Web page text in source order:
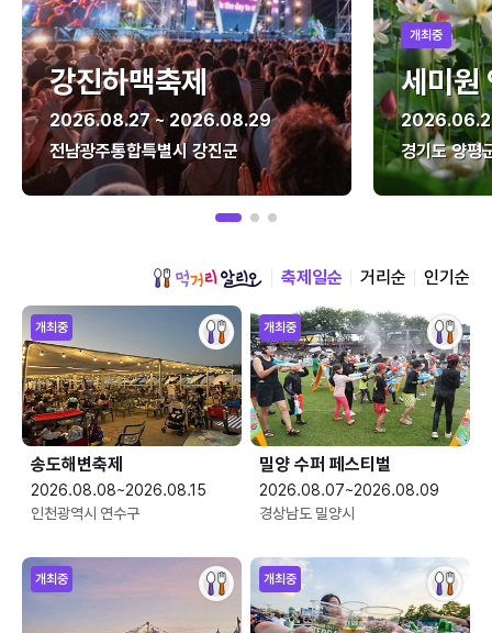
강진하맥축제
2026.08.27 ~ 2026.08.29
전남광주통합특별시 강진군
개최중
세미원
경기도 양평
축제일순 거리순 인기순
개최중
송도해변축제
2026.08.08~2026.08.15
인천광역시 연수구
개최중
밀양 수퍼 페스티벌
2026.08.07~2026.08.09
경상남도 밀양시
개최중 개최중